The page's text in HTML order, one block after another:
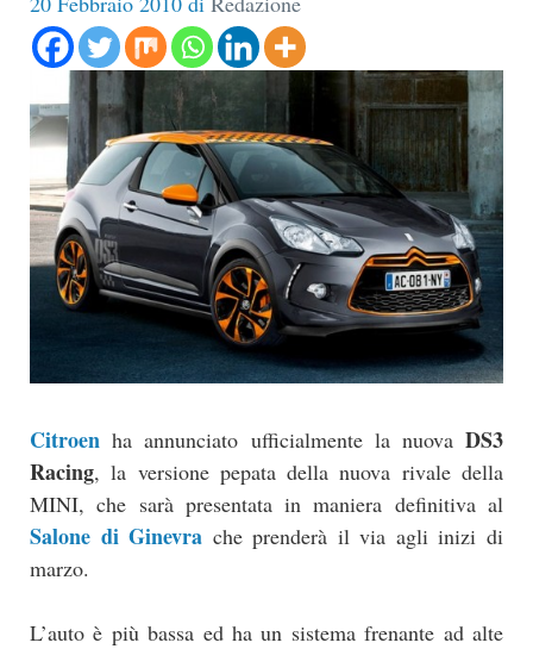
Citroen ha annunciato ufficialmente la nuova DS3
Racing, la versione pepata della nuova rivale della
MINI, che sarà presentata in maniera definitiva al
Salone di Ginevra che prenderà il via agli inizi di
marzo.
L’auto è più bassa ed ha un sistema frenante ad alte